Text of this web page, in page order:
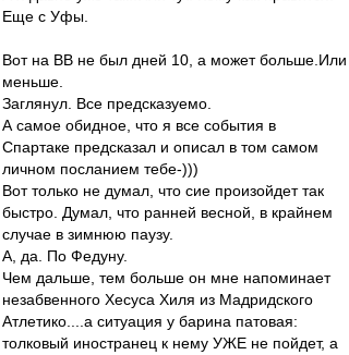
Еще с Уфы.
Вот на ВВ не был дней 10, а может больше.Или
меньше.
Заглянул. Все предсказуемо.
А самое обидное, что я все события в
Спартаке предсказал и описал в том самом
личном посланием тебе-)))
Вот только не думал, что сие произойдет так
быстро. Думал, что ранней весной, в крайнем
случае в зимнюю паузу.
А, да. По Федуну.
Чем дальше, тем больше он мне напоминает
незабвенного Хесуса Хиля из Мадридского
Атлетико....а ситуация у барина патовая:
толковый иностранец к нему УЖЕ не пойдет, а